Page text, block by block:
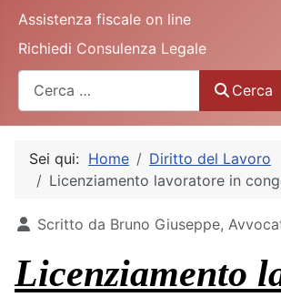
Assistenza fiscale on line
Richiedi Consulenza Legale
Cerca
Sei qui: Home
Diritto del Lavoro
Licenziamento lavoratore in
Dettagli
Scritto da Bruno Giuseppe,
Licenziamento